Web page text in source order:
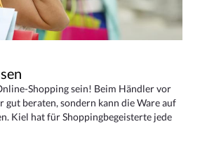
Shopping sein! Beim Händler vor
beraten, sondern kann die Ware auf
Kiel hat für Shoppingbegeisterte jede